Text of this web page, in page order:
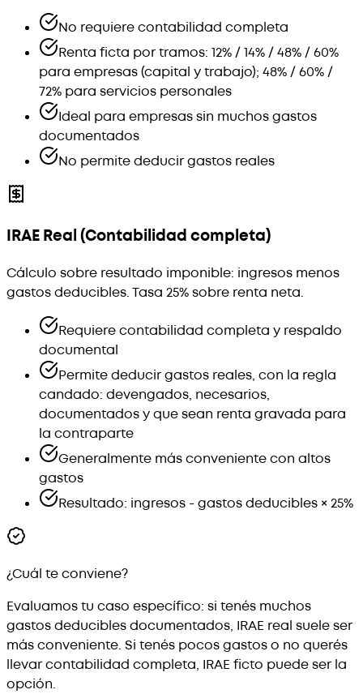
No requiere contabilidad completa
Renta ficta por tramos: 12% / 14% / 48% / 60%
para empresas (capital y trabajo); 48% / 60% /
72% para servicios personales
Ideal para empresas sin muchos gastos
documentados
No permite deducir gastos reales
IRAE Real (Contabilidad completa)
Cálculo sobre resultado imponible: ingresos menos
gastos deducibles. Tasa 25% sobre renta neta.
Requiere contabilidad completa y respaldo
documental
Permite deducir gastos reales, con la regla
candado: devengados, necesarios,
documentados y que sean renta gravada para
la contraparte
Generalmente más conveniente con altos
gastos
Resultado: ingresos - gastos deducibles × 25%
¿Cuál te conviene?
Evaluamos tu caso específico: si tenés muchos
gastos deducibles documentados, IRAE real suele ser
más conveniente. Si tenés pocos gastos o no querés
llevar contabilidad completa, IRAE ficto puede ser la
opción.